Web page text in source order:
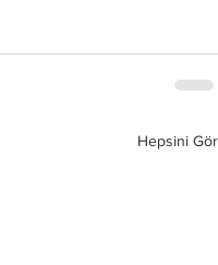
Hepsini Gör